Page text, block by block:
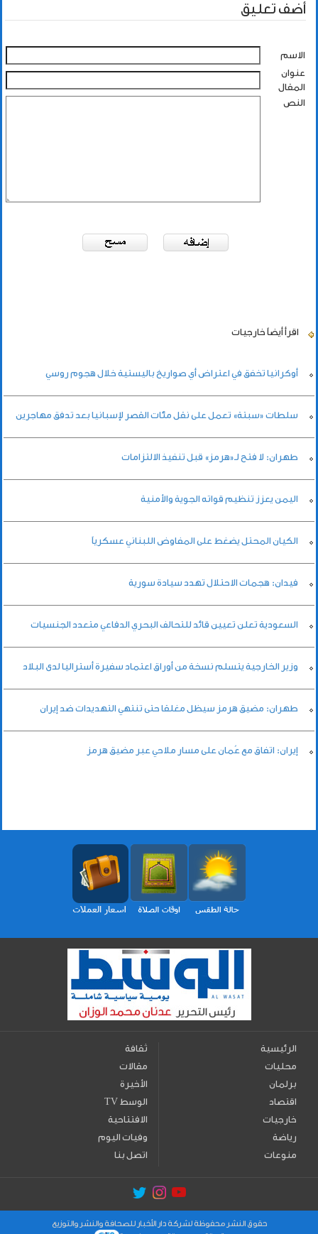
أضف تعليق
الاسم
عنوان
المقال
النص
اقرأ أيضاً خارجيات
أوكرانيا تخفق في اعتراض أي صواريخ باليستية خلال هجوم روسي
سلطات «سبتة» تعمل على نقل مئات القصر لإسبانيا بعد تدفق مهاجرين
طهران: لا فتح لـ«هرمز» قبل تنفيذ الالتزامات
اليمن يعزز تنظيم قواته الجوية والأمنية
الكيان المحتل يضغط على المفاوض اللبناني عسكرياً
فيدان: هجمات الاحتلال تهدد سيادة سورية
السعودية تعلن تعيين قائد للتحالف البحري الدفاعي متعدد الجنسيات
وزير الخارجية يتسلم نسخة من أوراق اعتماد سفيرة أستراليا لدى البلاد
طهران: مضيق هرمز سيظل مغلقا حتى تنتهي التهديدات ضد إيران
إيران: اتفاق مع عُمان على مسار ملاحي عبر مضيق هرمز
الرئيسية
محليات
برلمان
اقتصاد
خارجيات
رياضة
منوعات
ثقافة
مقالات
الأخيرة
TV الوسط
الافتتاحية
وفيات اليوم
اتصل بنا
حقوق النشر محفوظة لشركة دار الأخبار للصحافة والنشر والتوزيع